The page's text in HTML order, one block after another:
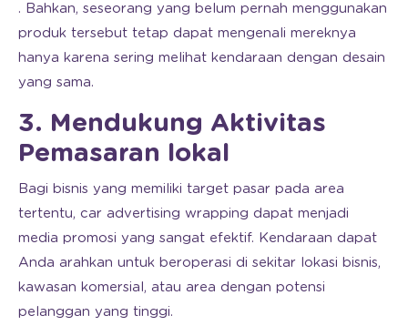
. Bahkan, seseorang yang belum pernah menggunakan
produk tersebut tetap dapat mengenali mereknya
hanya karena sering melihat kendaraan dengan desain
yang sama.
3. Mendukung Aktivitas
Pemasaran lokal
Bagi bisnis yang memiliki target pasar pada area
tertentu, car advertising wrapping dapat menjadi
media promosi yang sangat efektif. Kendaraan dapat
Anda arahkan untuk beroperasi di sekitar lokasi bisnis,
kawasan komersial, atau area dengan potensi
pelanggan yang tinggi.